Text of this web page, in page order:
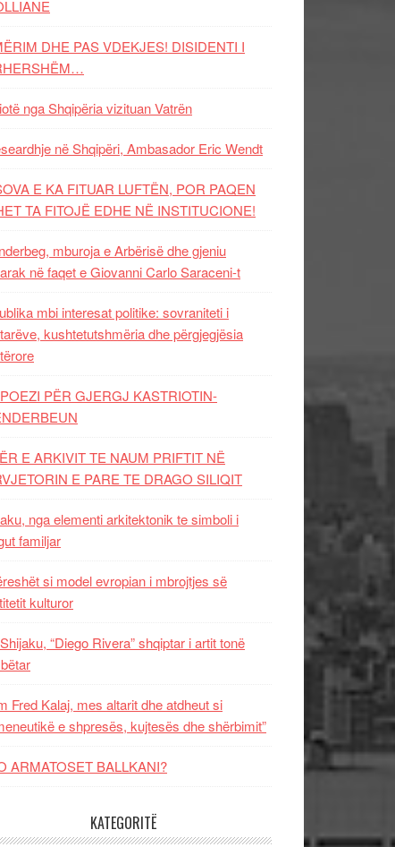
DHE PAS VDEKJES! DISIDENTI I
nga Shqipëria vizituan Vatrën
në Shqipëri, Ambasador Eric Wendt
E KA FITUAR LUFTËN, POR PAQEN
TA FITOJË EDHE NË INSTITUCIONE!
mburoja e Arbërisë dhe gjeniu
në faqet e Giovanni Carlo Saraceni-t
mbi interesat politike: sovraniteti i
kushtetutshmëria dhe përgjegjësia
PËR GJERGJ KASTRIOTIN-
E ARKIVIT TE NAUM PRIFTIT NË
E PARE TE DRAGO SILIQIT
nga elementi arkitektonik te simboli i
familjar
si model evropian i mbrojtjes së
kulturor
“Diego Rivera” shqiptar i artit tonë
Fred Kalaj, mes altarit dhe atdheut si
e shpresës, kujtesës dhe shërbimit”
ARMATOSET BALLKANI?
KATEGORITË